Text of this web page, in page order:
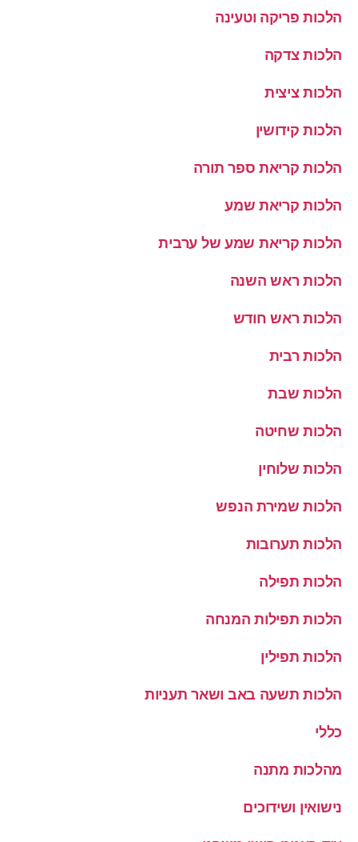
הלכות פריקה וטעינה
הלכות צדקה
הלכות ציצית
הלכות קידושין
הלכות קריאת ספר תורה
הלכות קריאת שמע
הלכות קריאת שמע של ערבית
הלכות ראש השנה
הלכות ראש חודש
הלכות רבית
הלכות שבת
הלכות שחיטה
הלכות שלוחין
הלכות שמירת הנפש
הלכות תערובות
הלכות תפילה
הלכות תפילות המנחה
הלכות תפילין
הלכות תשעה באב ושאר תעניות
כללי
מהלכות מתנה
נישואין ושידוכים